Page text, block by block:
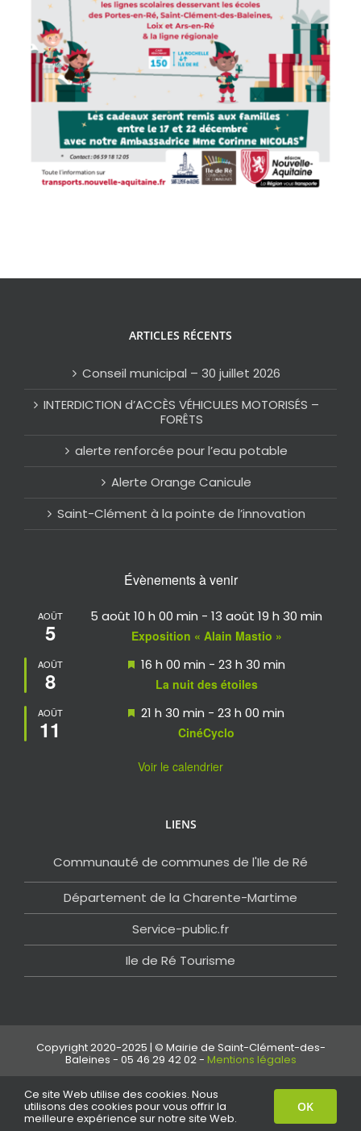
ARTICLES RÉCENTS
Conseil municipal – 30 juillet 2026
INTERDICTION d’ACCÈS VÉHICULES MOTORISÉS –
FORÊTS
alerte renforcée pour l’eau potable
Alerte Orange Canicule
Saint-Clément à la pointe de l’innovation
Évènements à venir
AOÛT
5
5 août 10 h 00 min - 13 août 19 h 30 min
Exposition « Alain Mastio »
AOÛT
8
Mis
avant
16 h 00 min - 23 h 30 min
La nuit des étoiles
AOÛT
11
Mis
21 h 30 min - 23 h 00 min
CinéCyclo
Voir le calendrier
LIENS
Communauté de communes de l'Ile de Ré
Département de la Charente-Martime
Service-public.fr
Ile de Ré Tourisme
Copyright 2020-2025 | © Mairie de Saint-Clément-des-
Baleines - 05 46 29 42 02 - Mentions légales
Facebook
Email
Ce site Web utilise des cookies. Nous
utilisons des cookies pour vous offrir la
meilleure expérience sur notre site Web.
OK